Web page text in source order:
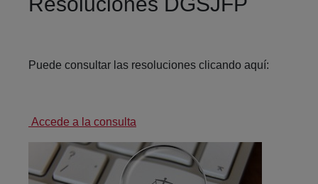
Puede consultar las resoluciones clicando aquí:
Accede a la consulta